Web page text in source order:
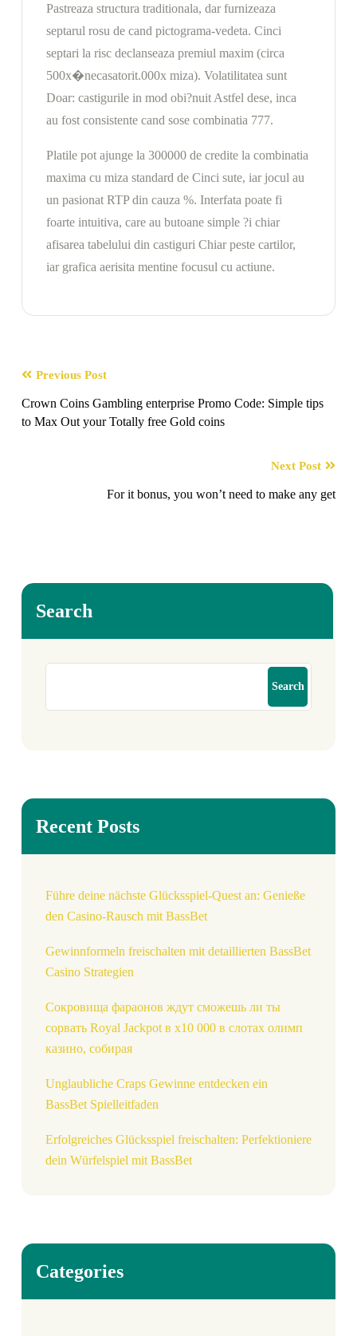
Pastreaza structura traditionala, dar furnizeaza
septarul rosu de cand pictograma-vedeta. Cinci
septari la risc declanseaza premiul maxim (circa
500x�necasatorit.000x miza). Volatilitatea sunt
Doar: castigurile in mod obi?nuit Astfel dese, inca
au fost consistente cand sose combinatia 777.
Platile pot ajunge la 300000 de credite la combinatia
maxima cu miza standard de Cinci sute, iar jocul au
un pasionat RTP din cauza %. Interfata poate fi
foarte intuitiva, care au butoane simple ?i chiar
afisarea tabelului din castiguri Chiar peste cartilor,
iar grafica aerisita mentine focusul cu actiune.
Previous Post
Crown Coins Gambling enterprise Promo Code: Simple tips
to Max Out your Totally free Gold coins
Next Post
For it bonus, you won’t need to make any get
Search
Search
Recent Posts
Führe deine nächste Glücksspiel-Quest an: Genieße
den Casino-Rausch mit BassBet
Gewinnformeln freischalten mit detaillierten BassBet
Casino Strategien
Сокровища фараонов ждут сможешь ли ты
сорвать Royal Jackpot в x10 000 в слотах олимп
казино, собирая
Unglaubliche Craps Gewinne entdecken ein
BassBet Spielleitfaden
Erfolgreiches Glücksspiel freischalten: Perfektioniere
dein Würfelspiel mit BassBet
Categories